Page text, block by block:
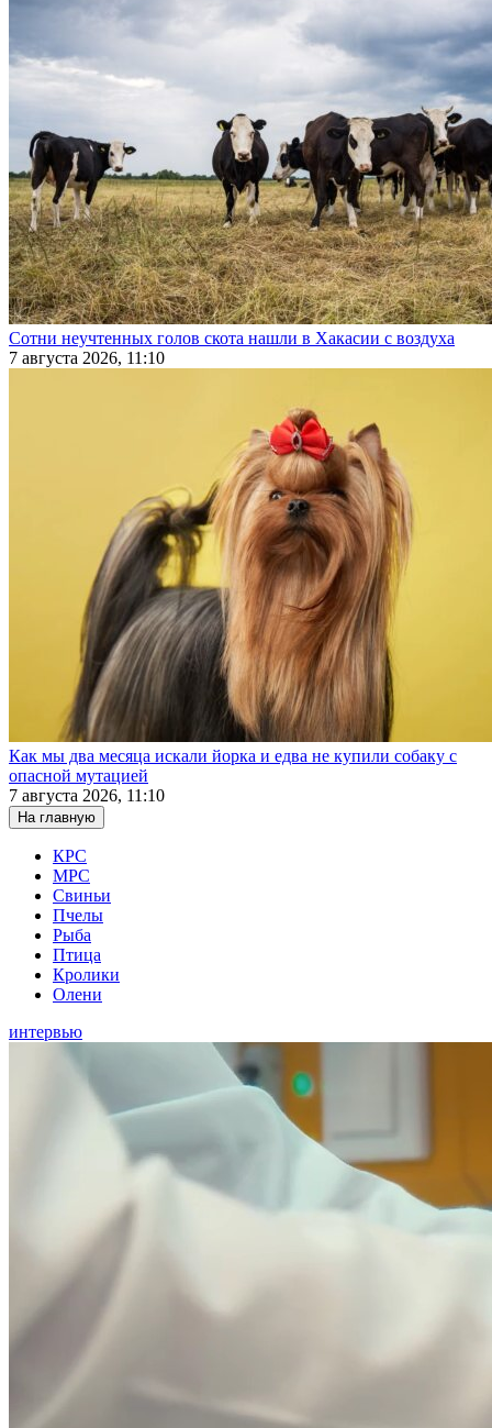
Сотни неучтенных голов скота нашли в Хакасии с воздуха
7 августа 2026, 11:10
Как мы два месяца искали йорка и едва не купили собаку с
опасной мутацией
7 августа 2026, 11:10
На главную
КРС
МРС
Свиньи
Пчелы
Рыба
Птица
Кролики
Олени
интервью